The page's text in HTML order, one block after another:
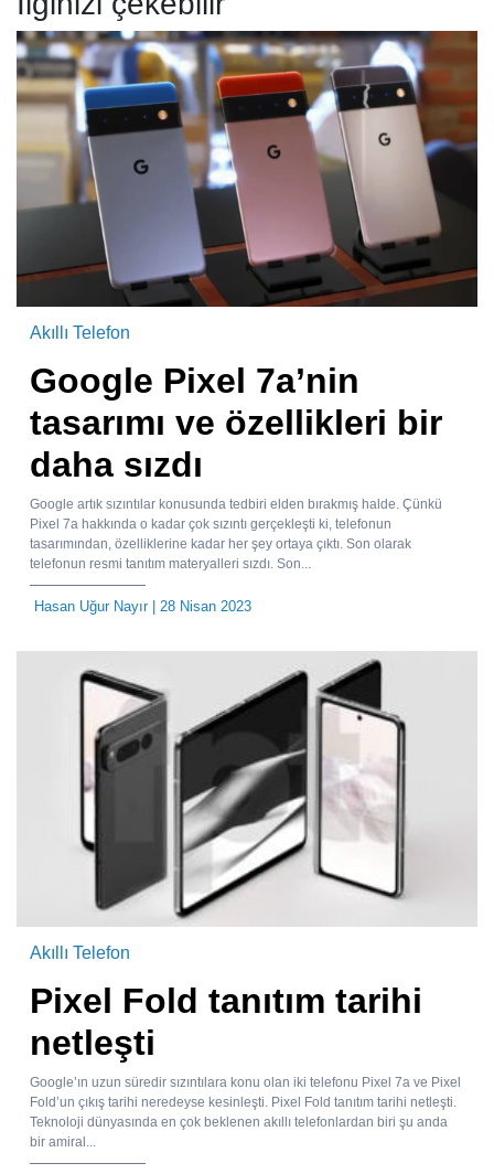
Akıllı Telefon
Google Pixel 7a’nin
tasarımı ve özellikleri bir
daha sızdı
Google artık sızıntılar konusunda tedbiri elden bırakmış halde. Çünkü
Pixel 7a hakkında o kadar çok sızıntı gerçekleşti ki, telefonun
tasarımından, özelliklerine kadar her şey ortaya çıktı. Son olarak
telefonun resmi tanıtım materyalleri sızdı. Son...
Hasan Uğur Nayır| 28 Nisan 2023
Akıllı Telefon
Pixel Fold tanıtım tarihi
netleşti
Google’ın uzun süredir sızıntılara konu olan iki telefonu Pixel 7a ve Pixel
Fold’un çıkış tarihi neredeyse kesinleşti. Pixel Fold tanıtım tarihi netleşti.
Teknoloji dünyasında en çok beklenen akıllı telefonlardan biri şu anda
bir amiral...